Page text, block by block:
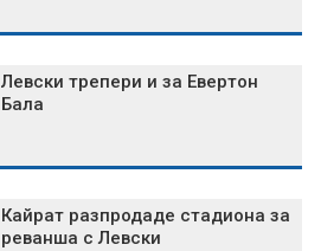
Левски трепери и за Евертон
Бала
Кайрат разпродаде стадиона за
реванша с Левски